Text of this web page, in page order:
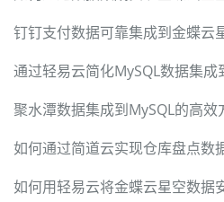
钉钉支付数据可靠集成到金蝶云
通过轻易云简化MySQL数据集成
聚水潭数据集成到MySQL的高效
如何通过简道云实现仓库盘点数